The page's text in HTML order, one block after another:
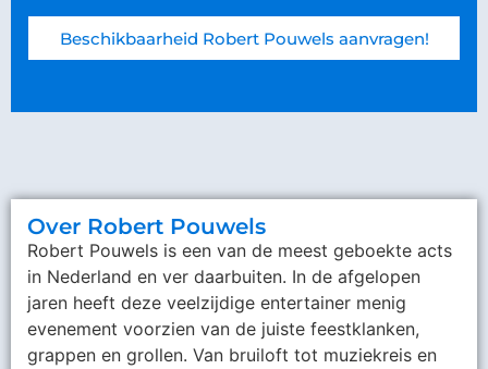
Beschikbaarheid Robert Pouwels aanvragen!
Over Robert Pouwels
Robert Pouwels is een van de meest geboekte acts
in Nederland en ver daarbuiten. In de afgelopen
jaren heeft deze veelzijdige entertainer menig
evenement voorzien van de juiste feestklanken,
grappen en grollen. Van bruiloft tot muziekreis en